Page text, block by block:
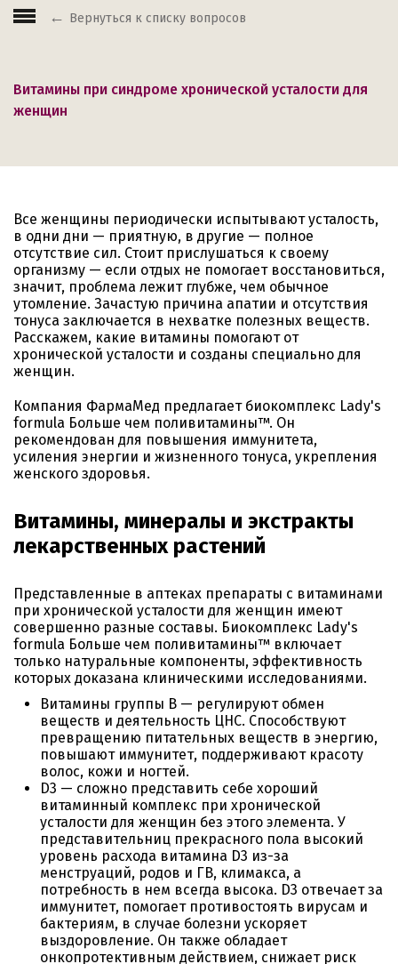
Вернуться к списку вопросов
Витамины при синдроме хронической усталости для
женщин
Все женщины периодически испытывают усталость,
в одни дни — приятную, в другие — полное
отсутствие сил. Стоит прислушаться к своему
организму — если отдых не помогает восстановиться,
значит, проблема лежит глубже, чем обычное
утомление. Зачастую причина апатии и отсутствия
тонуса заключается в нехватке полезных веществ.
Расскажем, какие витамины помогают от
хронической усталости и созданы специально для
женщин.
Компания ФармаМед предлагает биокомплекс Lady's
formula Больше чем поливитамины™. Он
рекомендован для повышения иммунитета,
усиления энергии и жизненного тонуса, укрепления
женского здоровья.
Витамины, минералы и экстракты
лекарственных растений
Представленные в аптеках препараты с витаминами
при хронической усталости для женщин имеют
совершенно разные составы. Биокомплекс Lady's
formula Больше чем поливитамины™ включает
только натуральные компоненты, эффективность
которых доказана клиническими исследованиями.
Витамины группы B — регулируют обмен
веществ и деятельность ЦНС. Способствуют
превращению питательных веществ в энергию,
повышают иммунитет, поддерживают красоту
волос, кожи и ногтей.
D3 — сложно представить себе хороший
витаминный комплекс при хронической
усталости для женщин без этого элемента. У
представительниц прекрасного пола высокий
уровень расхода витамина D3 из-за
менструаций, родов и ГВ, климакса, а
потребность в нем всегда высока. D3 отвечает за
иммунитет, помогает противостоять вирусам и
бактериям, в случае болезни ускоряет
выздоровление. Он также обладает
онкопротективным действием, снижает риск